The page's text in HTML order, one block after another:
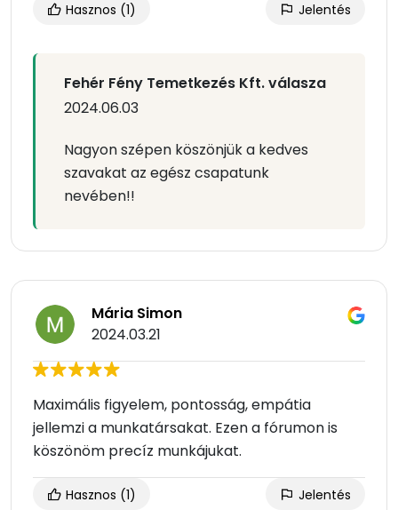
Hasznos (1) Jelentés
Fehér Fény Temetkezés Kft. válasza
2024.06.03
Nagyon szépen köszönjük a kedves
szavakat az egész csapatunk
nevében!!
Mária Simon
2024.03.21
Maximális figyelem, pontosság, empátia
jellemzi a munkatársakat. Ezen a fórumon is
köszönöm precíz munkájukat.
Hasznos (1) Jelentés